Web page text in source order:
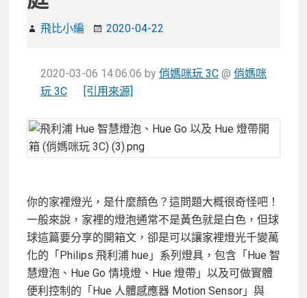
飛比小編 2020-04-22
2020-03-06 14:06:06 by 俏媽咪玩 3C @ 俏媽咪
玩 3C
[引用來源]
你的家裡燈光，是什麼顏色？這問題大概很奇怪吧！
一般來說，家裡的燈泡通常不是黃色就是白色，但球
球這篇要分享的開箱文，卻是可以讓家裡燈光千變萬
化的「Philips 飛利浦 hue」系列燈具，包含「Hue 智
慧燈泡、Hue Go 情境燈、Hue 燈帶」以及可做實體
便利控制的「Hue 人體感應器 Motion Sensor」與